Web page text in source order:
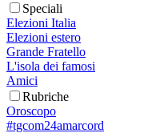
Speciali
Elezioni Italia
Elezioni estero
Grande Fratello
L'isola dei famosi
Amici
Rubriche
Oroscopo
#tgcom24amarcord